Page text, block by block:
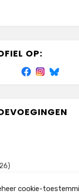
cookie-
OP: